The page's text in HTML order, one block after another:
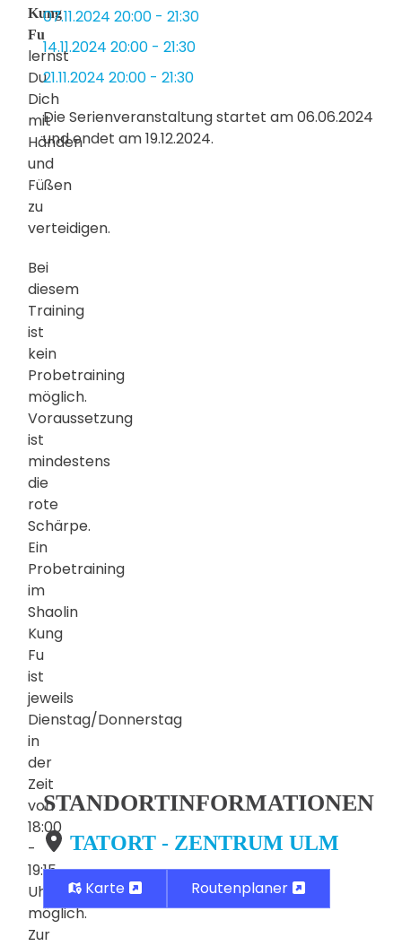
Kung
Fu
lernst
Du
Dich
mit
Händen
und
Füßen
zu
verteidigen.
Bei
diesem
Training
ist
kein
Probetraining
möglich.
Voraussetzung
ist
mindestens
die
rote
Schärpe.
Ein
Probetraining
im
Shaolin
Kung
Fu
ist
jeweils
Dienstag/Donnerstag
in
der
Zeit
von
18:00
-
19:15
Uhr
möglich.
Zur
07.11.2024 20:00 - 21:30
14.11.2024 20:00 - 21:30
21.11.2024 20:00 - 21:30
Die Serienveranstaltung startet am 06.06.2024
und endet am 19.12.2024.
STANDORTINFORMATIONEN
TATORT - ZENTRUM ULM
Karte Routenplaner